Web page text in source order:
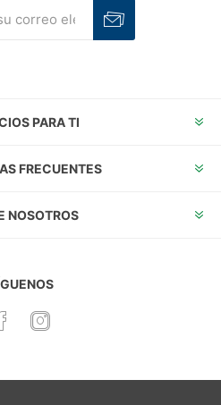
PARA TI
FRECUENTES
NOSOTROS